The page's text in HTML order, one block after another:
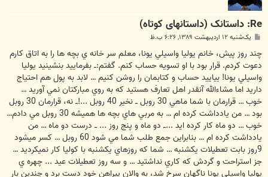
Re: داستانک (داستانهای کوتاه)
پ
ت
یک‌شنبه ۱۲ اردیبهشت ۱۳۸۹, ۶:۲۶ ب.ظ
چند روز پيش، خانم يوليا واسيلي يونا، معلم سر خانه ي بچه ها را به اتاق كارم
دعوت كردم. قرار بود با او تسويه حساب كنم. گفتم:ــ بفرماييد بنشينيد يوليا
واسيلي يونا! بياييد حساب و كتابمان را روشن كنيم … لابد به پول هم احتياج
داريد اما مشاءالله آنقدر اهل تعارف هستيد كه به روي مباركتان نمي آوريد …
خوب … قرارمان با شما ماهي 30 روبل ــ نخير 40 روبل ...!ــ نه، قرارمان 30 روبل
بود … من يادداشت كرده ام … به مربي هاي بچه ها هميشه 30 روبل مي دادم…
خوب … دو ماه كار كرده ايد ...ــ دو ماه و پنج روز ... ــ درست دو ماه … من
يادداشت كرده ام … بنابراين جمع طلب شما مي شود 60 روبل … كسر ميشود
9روز بابت تعطيلات يكشنبه … شما كه روزهاي يكشنبه با كوليا كار نميكرديد …
جز استراحت و گردش كه كاري نداشتيد … و سه روز تعطيلات عيد ... چهره ي
يوليا واسيلي يونا ناگهان سرخ شد، به والان پيراهن خود دست برد و چندين بار